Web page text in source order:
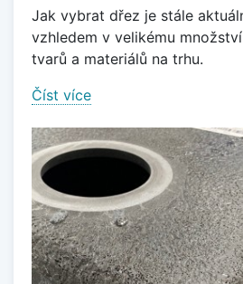
Jak vybrat dřez je stále
vzhledem v velikému
tvarů a materiálů na trhu.
Číst více